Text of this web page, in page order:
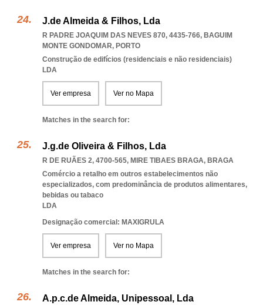
J.de Almeida & Filhos, Lda
R PADRE JOAQUIM DAS NEVES 870, 4435-766, BAGUIM
MONTE GONDOMAR, PORTO
Construção de edifícios (residenciais e não residenciais)
LDA
Ver empresa Ver no Mapa
Matches in the search for:
J.g.de Oliveira & Filhos, Lda
R DE RUÃES 2, 4700-565, MIRE TIBAES BRAGA, BRAGA
Comércio a retalho em outros estabelecimentos não
especializados, com predominância de produtos alimentares,
bebidas ou tabaco
LDA
Designação comercial: MAXIGRULA
Ver empresa Ver no Mapa
Matches in the search for:
A.p.c.de Almeida, Unipessoal, Lda